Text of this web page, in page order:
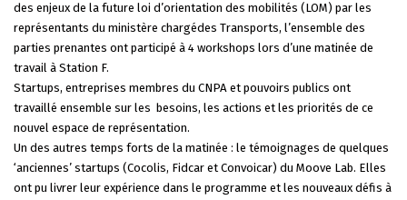
des enjeux de la future loi d’orientation des mobilités (LOM) par les
représentants du ministère chargédes Transports, l’ensemble des
parties prenantes ont participé à 4 workshops lors d’une matinée de
travail à Station F.
Startups, entreprises membres du CNPA et pouvoirs publics ont
travaillé ensemble sur les besoins, les actions et les priorités de ce
nouvel espace de représentation.
Un des autres temps forts de la matinée : le témoignages de quelques
‘anciennes’ startups (Cocolis, Fidcar et Convoicar) du Moove Lab. Elles
ont pu livrer leur expérience dans le programme et les nouveaux défis à